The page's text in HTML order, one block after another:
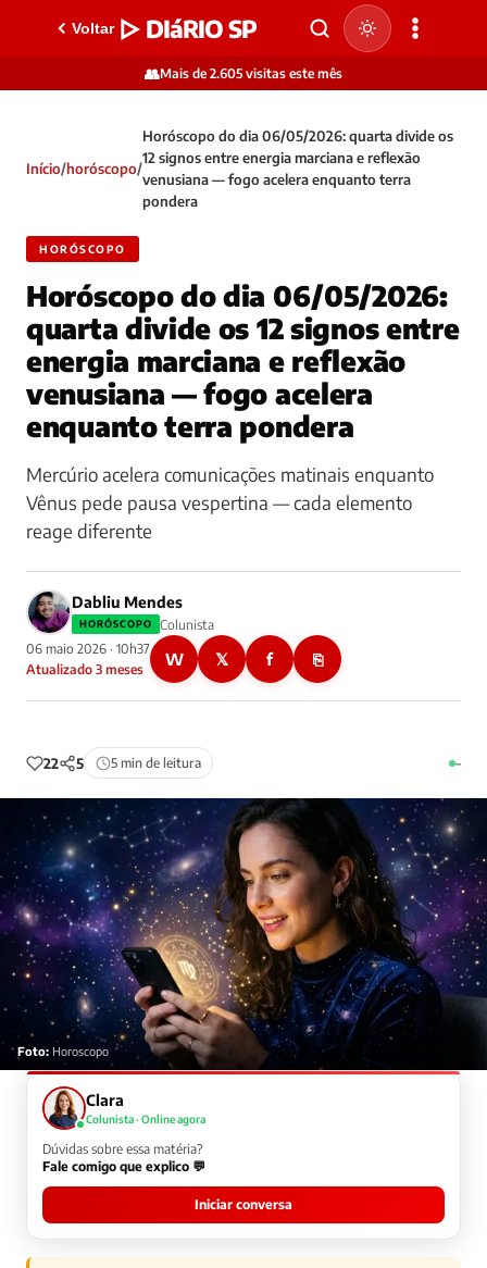
Voltar ▷ DIáRIO SP
👥Mais de 2.605 visitas este mês
Início/horóscopo/
Horóscopo do dia 06/05/2026: quarta divide os
12 signos entre energia marciana e reflexão
venusiana — fogo acelera enquanto terra
pondera
HORÓSCOPO
Horóscopo do dia 06/05/2026:
quarta divide os 12 signos entre
energia marciana e reflexão
venusiana — fogo acelera
enquanto terra pondera
Mercúrio acelera comunicações matinais enquanto
Vênus pede pausa vespertina — cada elemento
reage diferente
Dabliu Mendes
HORÓSCOPO
Colunista
06 maio 2026 · 10h37
Atualizado 3 meses
W 𝕏 f ⎘
22 5 5 min de leitura –
Foto: Horoscopo
Clara
Colunista · Online agora
Dúvidas sobre essa matéria?
Fale comigo que explico 💬
Iniciar conversa